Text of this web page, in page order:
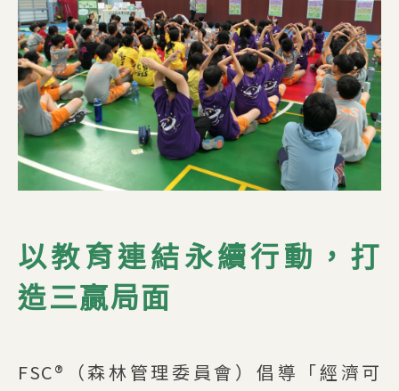
以教育連結永續行動，打
造三贏局面
FSC®（森林管理委員會）倡導「經濟可